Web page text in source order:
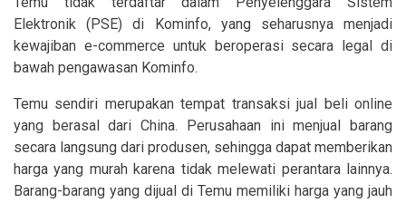
Elektronik (PSE) di Kominfo, yang seharusnya menjadi
kewajiban e-commerce untuk beroperasi secara legal di
bawah pengawasan Kominfo.
Temu sendiri merupakan tempat transaksi jual beli online
yang berasal dari China. Perusahaan ini menjual barang
secara langsung dari produsen, sehingga dapat memberikan
harga yang murah karena tidak melewati perantara lainnya.
Barang-barang yang dijual di Temu memiliki harga yang jauh